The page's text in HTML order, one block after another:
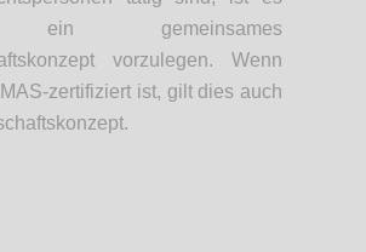
ein gemeinsames
vorzulegen. Wenn
zertifiziert ist, gilt dies auch